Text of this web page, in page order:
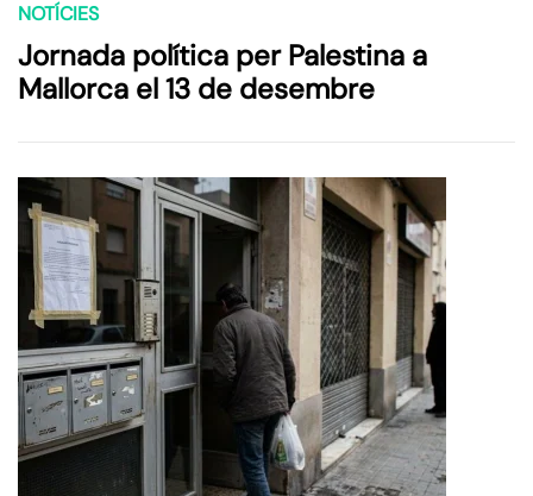
NOTÍCIES
Jornada política per Palestina a
Mallorca el 13 de desembre